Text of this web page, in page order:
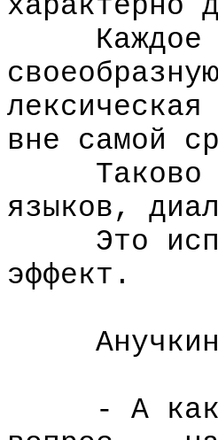
Каждое
вне самой
Таково
языков,
Это
эффект.
- А как, -